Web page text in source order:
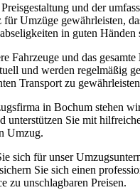
und der
für Umzüge gewährleisten,
in guten Händen
Fahrzeuge und das gesamte
und werden regelmäßig
Transport zu
in Bochum stehen
unterstützen Sie mit
Umzug.
sich für unser
Sie sich einen
zu unschlagbaren Preisen.